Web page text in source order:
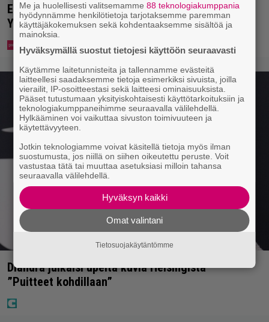
Eppu Normaalin viimeinen konsertti esitetään
Ylellä
Diandra julkaisi upeita kuvia Helsingistä –
”Puitteet kohdillaan”
Me ja huolellisesti valitsemamme88 teknologiakumppania
hyödynnämme henkilötietoja tarjotaksemme paremman
käyttäjäkokemuksen sekä kohdentaaksemme sisältöä ja
mainoksia.
Hyväksymällä suostut tietojesi käyttöön seuraavasti
Käytämme laitetunnisteita ja tallennamme evästeitä
laitteellesi saadaksemme tietoja esimerkiksi sivuista, joilla
vierailit, IP-osoitteestasi sekä laitteesi ominaisuuksista.
Pääset tutustumaan yksityiskohtaisesti käyttötarkoituksiin ja
teknologiakumppaneihimme seuraavalla välilehdellä.
Hylkääminen voi vaikuttaa sivuston toimivuuteen ja
käytettävyyteen.
Jotkin teknologiamme voivat käsitellä tietoja myös ilman
suostumusta, jos niillä on siihen oikeutettu peruste. Voit
vastustaa tätä tai muuttaa asetuksiasi milloin tahansa
seuraavalla välilehdellä.
Hyväksyn kaikki
Omat valintani
Tietosuojakäytäntömme